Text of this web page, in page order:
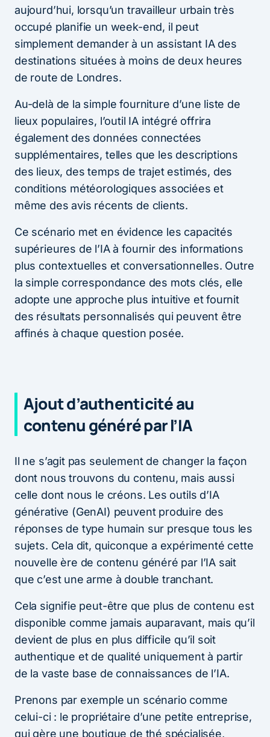
aujourd’hui, lorsqu’un travailleur urbain très
occupé planifie un week-end, il peut
simplement demander à un assistant IA des
destinations situées à moins de deux heures
de route de Londres.
Au-delà de la simple fourniture d’une liste de
lieux populaires, l’outil IA intégré offrira
également des données connectées
supplémentaires, telles que les descriptions
des lieux, des temps de trajet estimés, des
conditions météorologiques associées et
même des avis récents de clients.
Ce scénario met en évidence les capacités
supérieures de l’IA à fournir des informations
plus contextuelles et conversationnelles. Outre
la simple correspondance des mots clés, elle
adopte une approche plus intuitive et fournit
des résultats personnalisés qui peuvent être
affinés à chaque question posée.
Ajout d’authenticité au
contenu généré par l’IA
Il ne s’agit pas seulement de changer la façon
dont nous trouvons du contenu, mais aussi
celle dont nous le créons. Les outils d’IA
générative (GenAI) peuvent produire des
réponses de type humain sur presque tous les
sujets. Cela dit, quiconque a expérimenté cette
nouvelle ère de contenu généré par l’IA sait
que c’est une arme à double tranchant.
Cela signifie peut-être que plus de contenu est
disponible comme jamais auparavant, mais qu’il
devient de plus en plus difficile qu’il soit
authentique et de qualité uniquement à partir
de la vaste base de connaissances de l’IA.
Prenons par exemple un scénario comme
celui-ci : le propriétaire d’une petite entreprise,
qui gère une boutique de thé spécialisée,